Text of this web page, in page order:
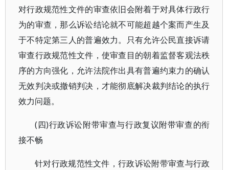
对行政规范性文件的审查依旧会附着于对具体行政行
为的审查，那么诉讼结论就不可能超越个案而产生及
于不特定第三人的普遍效力。只有允许公民直接诉请
审查行政规范性文件，使审查目的朝着监督客观法秩
序的方向强化，允许法院作出具有普遍约束力的确认
无效判决或撤销判决，才能彻底解决裁判结论的执行
效力问题。
(四)行政诉讼附带审查与行政复议附带审查的衔
接不畅
针对行政规范性文件，行政诉讼附带审查与行政